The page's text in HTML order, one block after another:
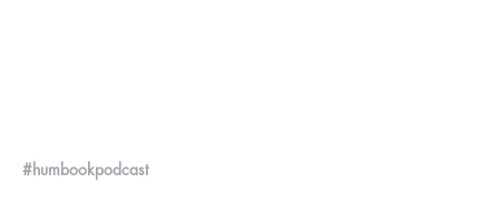
#humbookpodcast